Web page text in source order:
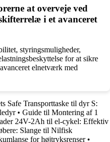
at overveje ved
i et avanceret
styringsmuligheder,
for at sikre
elnetværk med
Safe Transporttaske til dyr S:
• Guide til Montering af 1
24V-2Ah til el-cykel: Effektiv
Slange til Nilfisk
for højtryksrenser•